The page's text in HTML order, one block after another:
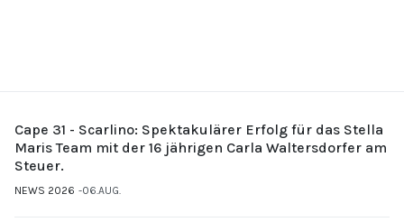
Cape 31 - Scarlino: Spektakulärer Erfolg für das Stella
Maris Team mit der 16 jährigen Carla Waltersdorfer am
Steuer.
NEWS 2026 06.AUG.